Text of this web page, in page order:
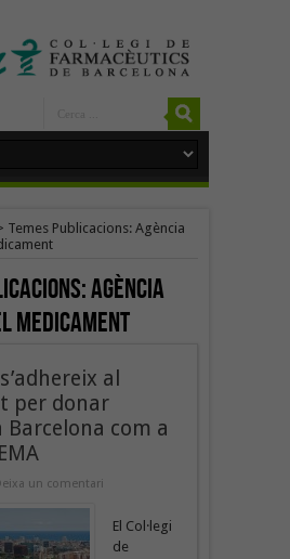
Temes Publicacions: Agència
Agència
Medicament
al
per donar
com a
un comentari
El Col·legi
de